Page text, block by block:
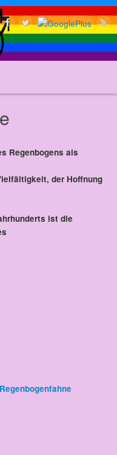
Regenbogens als
der Hoffnung
ist die